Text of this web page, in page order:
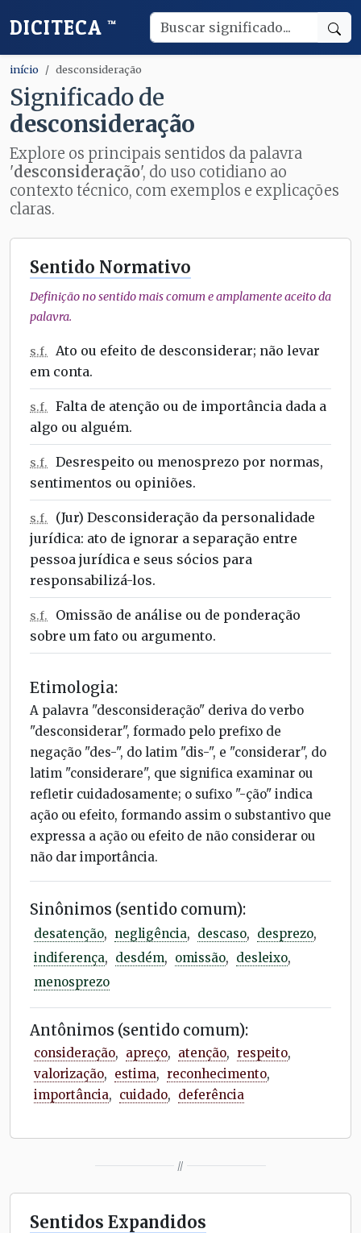
DICITECA ™
início desconsideração
Significado de
desconsideração
Explore os principais sentidos da palavra
'desconsideração', do uso cotidiano ao
contexto técnico, com exemplos e explicações
claras.
Sentido Normativo
Definição no sentido mais comum e amplamente aceito da
palavra.
s.f.
Ato ou efeito de desconsiderar; não levar
em conta.
s.f.
Falta de atenção ou de importância dada a
algo ou alguém.
s.f.
Desrespeito ou menosprezo por normas,
sentimentos ou opiniões.
s.f.
(Jur) Desconsideração da personalidade
jurídica: ato de ignorar a separação entre
pessoa jurídica e seus sócios para
responsabilizá-los.
s.f.
Omissão de análise ou de ponderação
sobre um fato ou argumento.
Etimologia:
A palavra "desconsideração" deriva do verbo
"desconsiderar", formado pelo prefixo de
negação "des-", do latim "dis-", e "considerar", do
latim "considerare", que significa examinar ou
refletir cuidadosamente; o sufixo "-ção" indica
ação ou efeito, formando assim o substantivo que
expressa a ação ou efeito de não considerar ou
não dar importância.
Sinônimos (sentido comum):
desatenção, negligência, descaso, desprezo,
indiferença, desdém, omissão, desleixo,
menosprezo
Antônimos (sentido comum):
consideração, apreço, atenção, respeito,
valorização, estima, reconhecimento,
importância, cuidado, deferência
//
Sentidos Expandidos